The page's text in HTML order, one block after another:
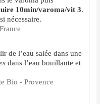
10min/varoma/vit 3.
nécessaire.
de l’eau salée dans une
dans l’eau bouillante et
Bio - Provence